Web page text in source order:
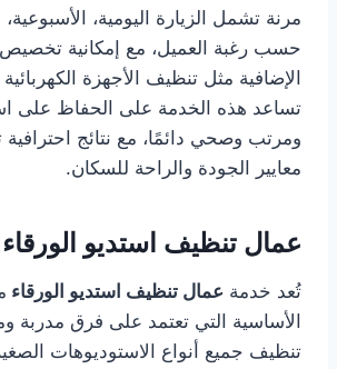
مرنة تشمل الزيارة اليومية،
حسب رغبة العميل، مع إمكانية
الإضافية مثل تنظيف الأجهزة
تساعد هذه الخدمة على الحفاظ على
ومرتب وصحي دائمًا، مع نتائج
معايير الجودة والراحة للسكان.
عمال تنظيف استديو الورقاء
تُعد خدمة عمال تنظيف استديو الورقاء
الأساسية التي تعتمد على فرق
تنظيف جميع أنواع الاستوديوهات